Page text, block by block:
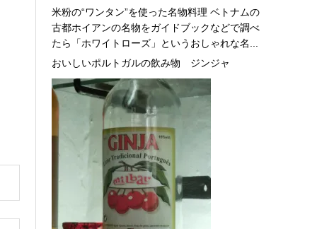
米粉の“ワンタン”を使った名物料理 ベトナムの
古都ホイアンの名物をガイドブックなどで調べ
たら「ホワイトローズ」というおしゃれな名...
おいしいポルトガルの飲み物 ジンジャ